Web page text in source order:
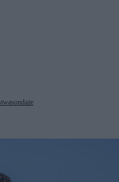
sondaże